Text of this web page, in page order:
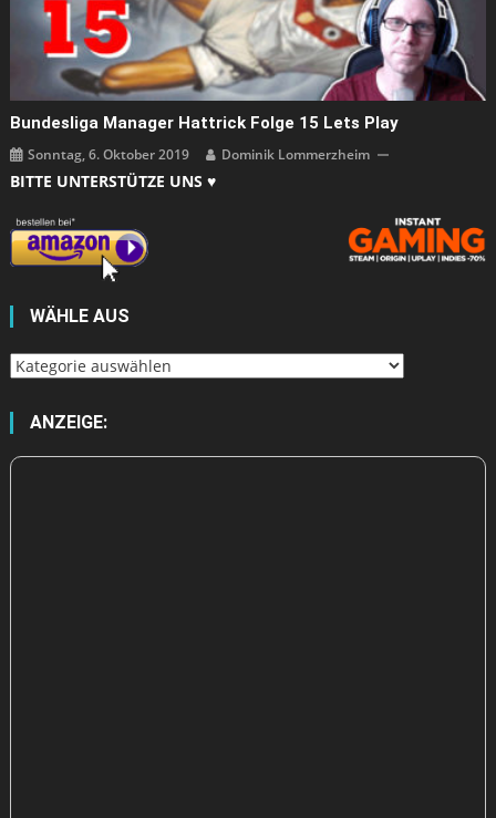
WÄHLE AUS
Wähle
aus
ANZEIGE: